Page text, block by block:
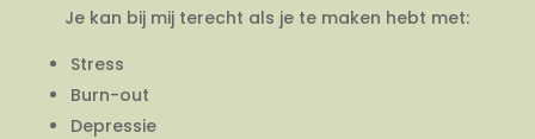
Je kan bij mij terecht als je te maken hebt met:
Stress
Burn-out
Depressie